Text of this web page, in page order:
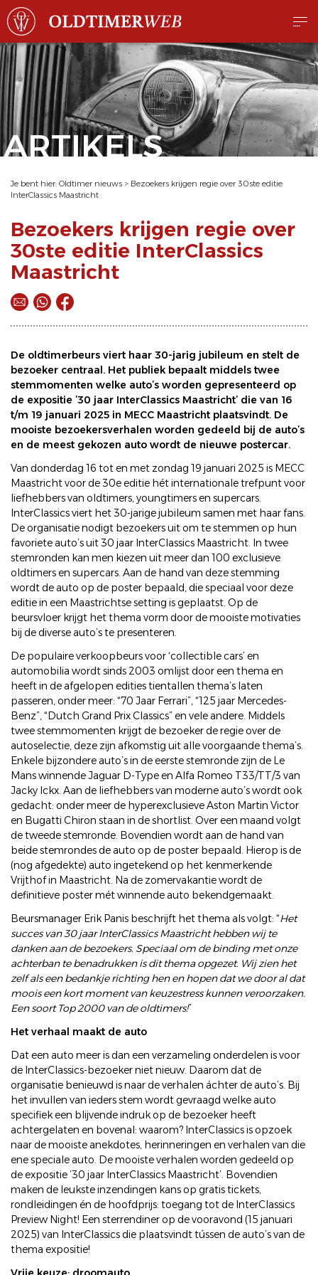
ARTIKELS
Je bent hier: Oldtimer nieuws > Bezoekers krijgen regie over 30ste editie
InterClassics Maastricht
Bezoekers krijgen regie over
30ste editie InterClassics
Maastricht
De oldtimerbeurs viert haar 30-jarig jubileum en stelt de
bezoeker centraal. Het publiek bepaalt middels twee
stemmomenten welke auto’s worden gepresenteerd op
de expositie ’30 jaar InterClassics Maastricht’ die van 16
t/m 19 januari 2025 in MECC Maastricht plaatsvindt. De
mooiste bezoekersverhalen worden gedeeld bij de auto’s
en de meest gekozen auto wordt de nieuwe postercar.
Van donderdag 16 tot en met zondag 19 januari 2025 is MECC
Maastricht voor de 30e editie hét internationale trefpunt voor
liefhebbers van oldtimers, youngtimers en supercars.
InterClassics viert het 30-jarige jubileum samen met haar fans.
De organisatie nodigt bezoekers uit om te stemmen op hun
favoriete auto’s uit 30 jaar InterClassics Maastricht. In twee
stemronden kan men kiezen uit meer dan 100 exclusieve
oldtimers en supercars. Aan de hand van deze stemming
wordt de auto op de poster bepaald, die speciaal voor deze
editie in een Maastrichtse setting is geplaatst. Op de
beursvloer krijgt het thema vorm door de mooiste motivaties
bij de diverse auto’s te presenteren.
De populaire verkoopbeurs voor ‘collectible cars’ en
automobilia wordt sinds 2003 omlijst door een thema en
heeft in de afgelopen edities tientallen thema’s laten
passeren, onder meer: “70 Jaar Ferrari”, “125 jaar Mercedes-
Benz”, “Dutch Grand Prix Classics” en vele andere. Middels
twee stemmomenten krijgt de bezoeker de regie over de
autoselectie, deze zijn afkomstig uit alle voorgaande thema’s.
Enkele bijzondere auto’s in de eerste stemronde zijn de Le
Mans winnende Jaguar D-Type en Alfa Romeo T33/TT/3 van
Jacky Ickx. Aan de liefhebbers van moderne auto’s wordt ook
gedacht: onder meer de hyperexclusieve Aston Martin Victor
en Bugatti Chiron staan in de shortlist. Over een maand volgt
de tweede stemronde. Bovendien wordt aan de hand van
beide stemrondes de auto op de poster bepaald. Hierop is de
(nog afgedekte) auto ingetekend op het kenmerkende
Vrijthof in Maastricht. Na de zomervakantie wordt de
definitieve poster mét winnende auto bekendgemaakt.
Beursmanager Erik Panis beschrijft het thema als volgt: “Het
succes van 30 jaar InterClassics Maastricht hebben wij te
danken aan de bezoekers. Speciaal om de binding met onze
achterban te benadrukken is dit thema opgezet. Wij zien het
zelf als een bedankje richting hen en hopen dat we door al dat
moois een kort moment van keuzestress kunnen veroorzaken.
Een soort Top 2000 van de oldtimers!”
Het verhaal maakt de auto
Dat een auto meer is dan een verzameling onderdelen is voor
de InterClassics-bezoeker niet nieuw. Daarom dat de
organisatie benieuwd is naar de verhalen áchter de auto’s. Bij
het invullen van ieders stem wordt gevraagd welke auto
specifiek een blijvende indruk op de bezoeker heeft
achtergelaten en bovenal: waarom? InterClassics is opzoek
naar de mooiste anekdotes, herinneringen en verhalen van die
ene speciale auto. De mooiste verhalen worden gedeeld op
de expositie ’30 jaar InterClassics Maastricht’. Bovendien
maken de leukste inzendingen kans op gratis tickets,
rondleidingen én de hoofdprijs: toegang tot de InterClassics
Preview Night! Een sterrendiner op de vooravond (15 januari
2025) van InterClassics die plaatsvindt tússen de auto’s van de
thema expositie!